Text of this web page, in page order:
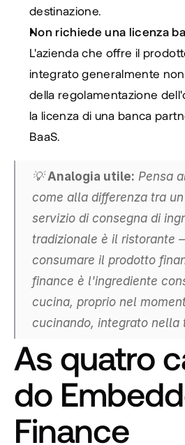
destinazione.
Non richiede una licenza
L'azienda che offre il
integrato generalmente
della regolamentazione
la licenza di una banca
BaaS.
💡 Analogia utile: Pensa
come alla differenza tra
servizio di consegna di
tradizionale è il ristorante
consumare il prodotto
finance è l'ingrediente
cucina, proprio nel
cucinando, integrato nella
As quatro
do
Finance